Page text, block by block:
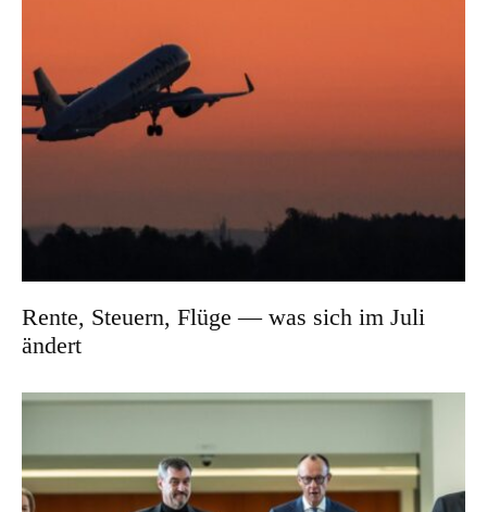
Rente, Steuern, Flüge — was sich im Juli
ändert